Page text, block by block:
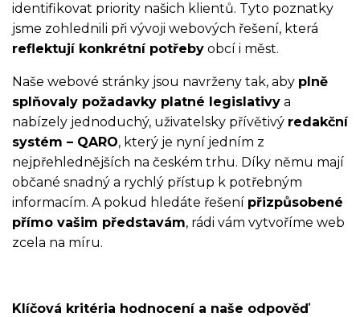
identifikovat priority našich klientů. Tyto poznatky
jsme zohlednili při vývoji webových řešení, která
reflektují konkrétní potřeby obcí i měst.
Naše webové stránky jsou navrženy tak, aby plně
splňovaly požadavky platné legislativy a
nabízely jednoduchý, uživatelsky přívětivý redakční
systém – QARO, který je nyní jedním z
nejpřehlednějších na českém trhu. Díky němu mají
občané snadný a rychlý přístup k potřebným
informacím. A pokud hledáte řešení přizpůsobené
přímo vašim představám, rádi vám vytvoříme web
zcela na míru.
Klíčová kritéria hodnocení a naše odpověď